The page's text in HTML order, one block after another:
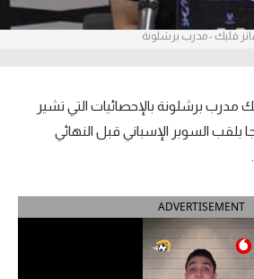
فليك - مدرب برشلونة
مدرب برشلونة بالإحصائيات التي تشير
بلقب السوبر الإسباني قبل النهائي
ADVERTISEMENT